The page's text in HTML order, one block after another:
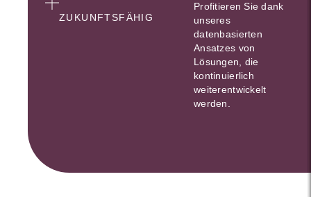
ZUKUNFTSFÄHIG
Profitieren Sie dank
unseres
datenbasierten
Ansatzes von
Lösungen, die
kontinuierlich
weiterentwickelt
werden.